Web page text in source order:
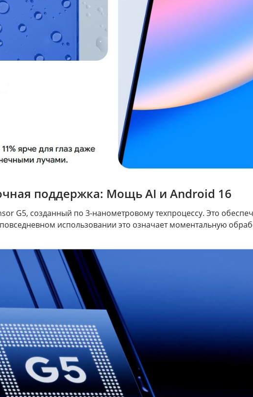
поддержка: Мощь AI и Android 16
G5, созданный по 3-нанометровому техпроцессу. Это
использовании это означает моментальную